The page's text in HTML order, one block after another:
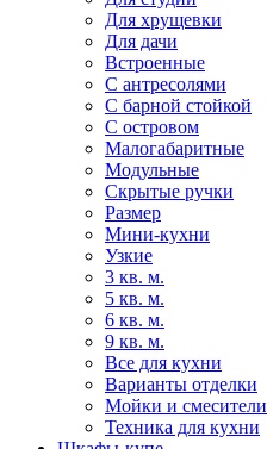
Для хрущевки
Для дачи
Встроенные
С антресолями
С барной стойкой
С островом
Малогабаритные
Модульные
Скрытые ручки
Размер
Мини-кухни
Узкие
3 кв. м.
5 кв. м.
6 кв. м.
9 кв. м.
Все для кухни
Варианты отделки
Мойки и смесители
Техника для кухни